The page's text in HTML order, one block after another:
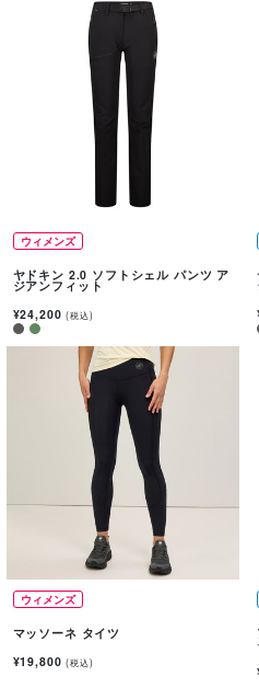
ウィメンズ
ヤドキン 2.0 ソフトシェル パンツ ア
ジアンフィット
¥24,200(税込)
ウィメンズ
マッソーネ タイツ
¥19,800(税込)